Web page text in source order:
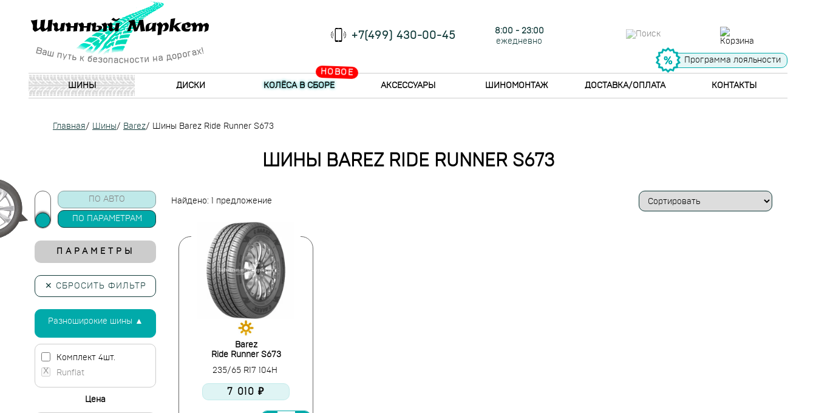
+7(499) 430-00-45
8:00 - 23:00
ежедневно
Программа лояльности
ШИНЫ ДИСКИ
НОВОЕ
КОЛЁСА В СБОРЕ АКСЕССУАРЫ ШИНОМОНТАЖ ДОСТАВКА/ОПЛАТА КОНТАКТЫ
Главная/ Шины/ Barez/ Шины Barez Ride Runner S673
ШИНЫ BAREZ RIDE RUNNER S673
Найдено: 1 предложение
Barez
Ride Runner S673
235/65 R17 104H
7 010 ₽
ПО АВТО
ПО ПАРАМЕТРАМ
ПАРАМЕТРЫ
✕ СБРОСИТЬ ФИЛЬТР
Разноширокие шины ▲
Комплект 4шт.
Runflat
Цена